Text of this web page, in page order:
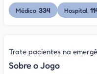
Médico 334 Hospital
Trate pacientes na
Sobre o Jogo